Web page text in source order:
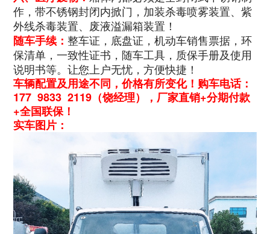
作，带不锈钢封闭内掀门，加装杀毒喷雾装置、紫
外线杀毒装置、废液溢漏箱装置！
随车手续：整车证，底盘证，机动车销售票据，环
保清单，一致性证书，随车工具，质保手册及使用
说明书等。让您上户无忧，方便快捷！
车辆配置及用途不同，价格有所变化！购车电话：
177 9833 2119（饶经理），厂家直销+分期付款
+全国联保！
实车图片：